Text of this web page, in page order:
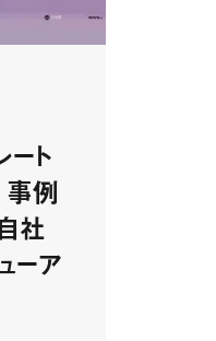
ト
事例
社
ーア